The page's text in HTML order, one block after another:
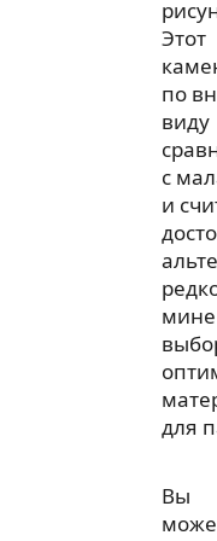
Этот
по
виду
с
и
для
Вы